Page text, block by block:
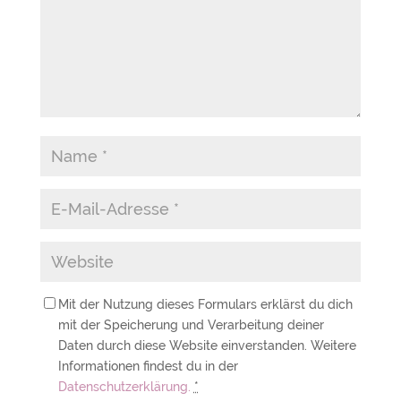
Mit der Nutzung dieses Formulars erklärst du dich
mit der Speicherung und Verarbeitung deiner
Daten durch diese Website einverstanden. Weitere
Informationen findest du in der
Datenschutzerklärung. *